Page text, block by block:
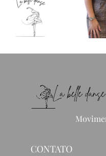
CONTATO